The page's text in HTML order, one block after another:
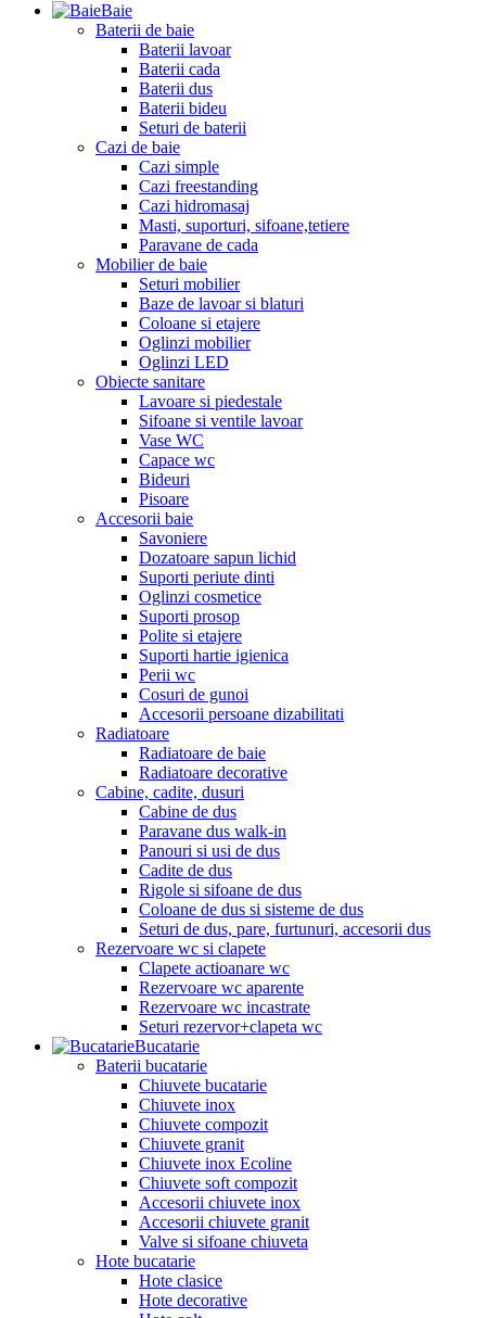
Baie
Baterii de baie
Baterii lavoar
Baterii cada
Baterii dus
Baterii bideu
Seturi de baterii
Cazi de baie
Cazi simple
Cazi freestanding
Cazi hidromasaj
Masti, suporturi, sifoane,tetiere
Paravane de cada
Mobilier de baie
Seturi mobilier
Baze de lavoar si blaturi
Coloane si etajere
Oglinzi mobilier
Oglinzi LED
Obiecte sanitare
Lavoare si piedestale
Sifoane si ventile lavoar
Vase WC
Capace wc
Bideuri
Pisoare
Accesorii baie
Savoniere
Dozatoare sapun lichid
Suporti periute dinti
Oglinzi cosmetice
Suporti prosop
Polite si etajere
Suporti hartie igienica
Perii wc
Cosuri de gunoi
Accesorii persoane dizabilitati
Radiatoare
Radiatoare de baie
Radiatoare decorative
Cabine, cadite, dusuri
Cabine de dus
Paravane dus walk-in
Panouri si usi de dus
Cadite de dus
Rigole si sifoane de dus
Coloane de dus si sisteme de dus
Seturi de dus, pare, furtunuri, accesorii dus
Rezervoare wc si clapete
Clapete actioanare wc
Rezervoare wc aparente
Rezervoare wc incastrate
Seturi rezervor+clapeta wc
Bucatarie
Baterii bucatarie
Chiuvete bucatarie
Chiuvete inox
Chiuvete compozit
Chiuvete granit
Chiuvete inox Ecoline
Chiuvete soft compozit
Accesorii chiuvete inox
Accesorii chiuvete granit
Valve si sifoane chiuveta
Hote bucatarie
Hote clasice
Hote decorative